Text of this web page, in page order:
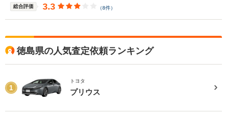
総合評価 3.3 （8件）
徳島県の人気査定依頼ランキング
1
トヨタ
プリウス